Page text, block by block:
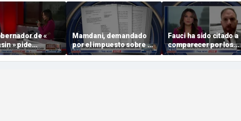
de «
» pide
común» ante el
la extrema
Mamdani, demandado
por el impuesto sobre su
segunda vivienda
Fauci ha sido citado a
comparecer por los
fiscales generales
estatales por